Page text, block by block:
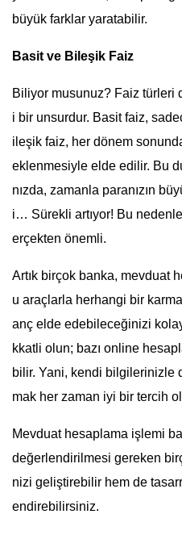
büyük farklar yaratabilir.
Basit ve Bileşik Faiz
Biliyor musunuz? Faiz türleri
i bir unsurdur. Basit faiz,
ileşik faiz, her dönem
eklenmesiyle elde edilir. Bu
nızda, zamanla paranızın
i… Sürekli artıyor! Bu
erçekten önemli.
Artık birçok banka, mevduat
u araçlarla herhangi bir
anç elde edebileceğinizi
kkatli olun; bazı online
bilir. Yani, kendi bilgilerinizle
mak her zaman iyi bir tercih
Mevduat hesaplama işlemi
değerlendirilmesi gereken
nizi geliştirebilir hem de
endirebilirsiniz.